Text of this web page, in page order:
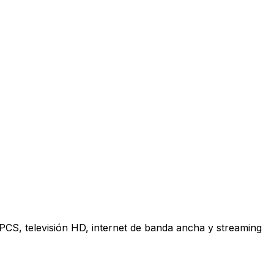
televisión HD, internet de banda ancha y streaming